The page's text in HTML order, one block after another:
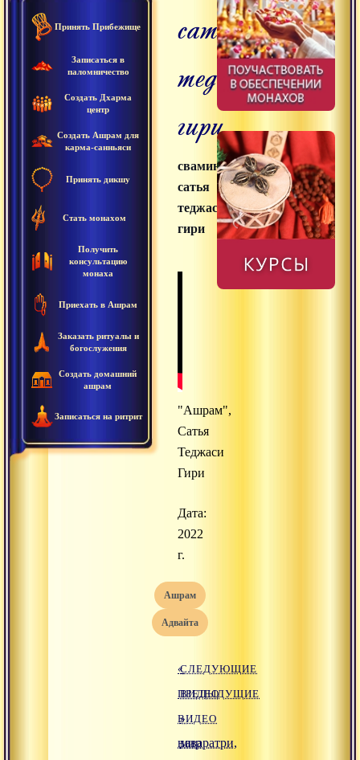
Принять Прибежище
Записаться в
паломничество
Создать Дхарма
центр
Создать Ашрам для
карма-санньяси
Принять дикшу
Стать монахом
Получить
консультацию
монаха
Приехать в Ашрам
Заказать ритуалы и
богослужения
Создать домашний
ашрам
Записаться на ритрит
сатья
теджаси
гири
свамини
сатья
теджаси
гири
"Ашрам",
Сатья
Теджаси
Гири
Дата:
2022
г.
ашрам
адвайта
«
ПРЕДЫДУЩИЕ
ВИДЕО
наваратри,
СЛЕДУЮЩИЕ
ВИДЕО
»
мир